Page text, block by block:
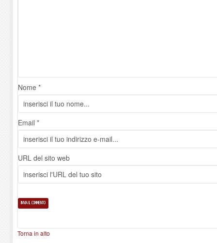
Nome *
Email *
URL del sito web
Torna in alto